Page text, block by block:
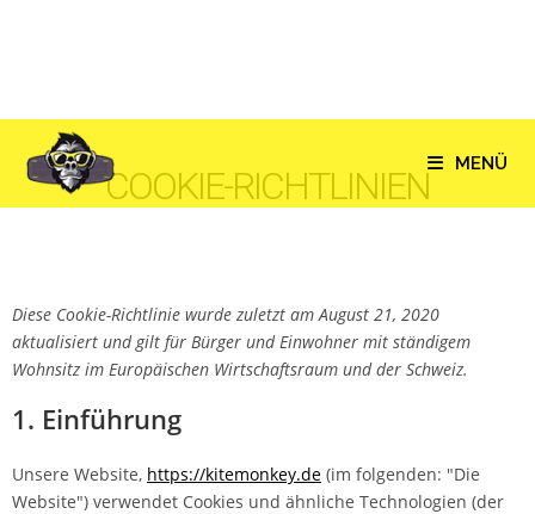
MENÜ
COOKIE-RICHTLINIEN
Diese Cookie-Richtlinie wurde zuletzt am August 21, 2020
aktualisiert und gilt für Bürger und Einwohner mit ständigem
Wohnsitz im Europäischen Wirtschaftsraum und der Schweiz.
1. Einführung
Unsere Website, https://kitemonkey.de (im folgenden: "Die
Website") verwendet Cookies und ähnliche Technologien (der